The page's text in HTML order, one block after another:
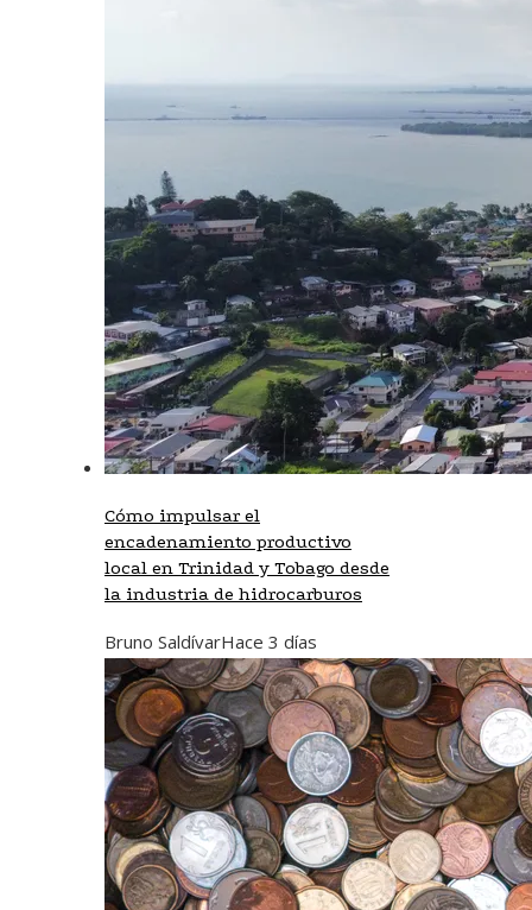
Cómo impulsar el
encadenamiento productivo
local en Trinidad y Tobago desde
la industria de hidrocarburos
Bruno SaldívarHace 3 días